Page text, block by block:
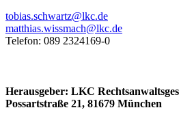
tobias.schwartz@lkc.de
matthias.wissmach@lkc.de
Telefon: 089 2324169-0
Herausgeber: LKC
Possartstraße 21, 81679 München